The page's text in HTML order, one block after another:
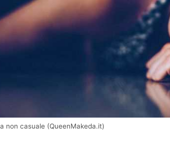
non casuale (QueenMakeda.it)